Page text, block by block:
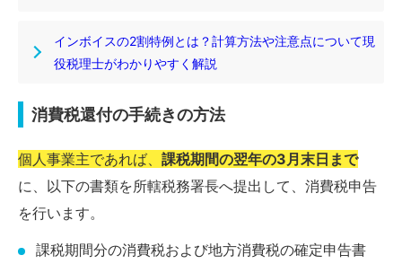
インボイスの2割特例とは？計算方法や注意点について現
役税理士がわかりやすく解説
消費税還付の手続きの方法
個人事業主であれば、 課税期間の翌年の3月末日まで
に、以下の書類を所轄税務署長へ提出して、消費税申告
を行います。
課税期間分の消費税および地方消費税の確定申告書